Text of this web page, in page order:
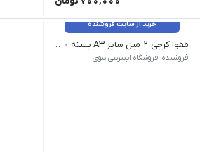
خرید از سایت فروشنده
مقوا کرجی 2 میل سایز A3 بسته 10 برگی
مشخصات برجسته کشور سازنده : ایران برند :
فروشنده: فروشگاه اینترنتی نبوی